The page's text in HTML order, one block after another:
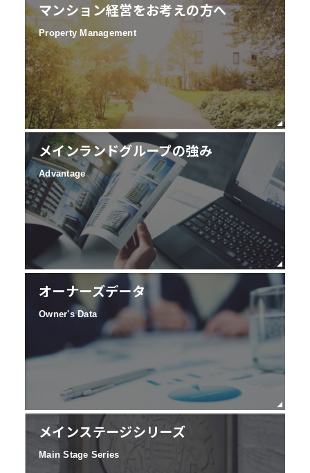
マンション経営をお考えの方へ
Property Management
メインランドグループの強み
Advantage
オーナーズデータ
Owner's Data
メインステージシリーズ
Main Stage Series